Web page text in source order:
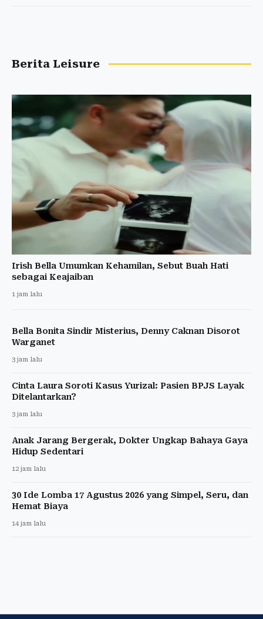
Berita Leisure
Irish Bella Umumkan Kehamilan, Sebut Buah Hati
sebagai Keajaiban
1 jam lalu
Bella Bonita Sindir Misterius, Denny Caknan Disorot
Warganet
3 jam lalu
Cinta Laura Soroti Kasus Yurizal: Pasien BPJS Layak
Ditelantarkan?
3 jam lalu
Anak Jarang Bergerak, Dokter Ungkap Bahaya Gaya
Hidup Sedentari
12 jam lalu
30 Ide Lomba 17 Agustus 2026 yang Simpel, Seru, dan
Hemat Biaya
14 jam lalu